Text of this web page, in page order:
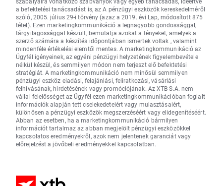
a befektetési tanácsadást is, az A pénzügyi eszközök kereskedelméről
szóló, 2005. július 29-i törvény (azaz a 2019. évi Lap, módosított 875
tétel). Ezen marketingkommunikáció a legnagyobb gondossággal,
tárgyilagossággal készült, bemutatja azokat a tényeket, amelyek a
szerző számára a készítés időpontjában ismertek voltak , valamint
mindenféle értékelési elemtől mentes. A marketingkommunikáció az
Ügyfél igényeinek, az egyéni pénzügyi helyzetének figyelembevétele
nélkül készül, és semmilyen módon nem terjeszt elő befektetési
stratégiát. A marketingkommunikáció nem minősül semmilyen
pénzügyi eszköz eladási, felajánlási, feliratkozási, vásárlási
felhívásának, hirdetésének vagy promóciójának. Az XTB S.A. nem
vállal felelősséget az Ügyfél ezen marketingkommunikációban foglalt
információk alapján tett cselekedeteiért vagy mulasztásaiért,
különösen a pénzügyi eszközök megszerzéséért vagy elidegenítéséért.
Abban az esetben, ha a marketingkommunikáció bármilyen
információt tartalmaz az abban megjelölt pénzügyi eszközökkel
kapcsolatos eredményekről, azok nem jelentenek garanciát vagy
előrejelzést a jövőbeli eredményekkel kapcsolatban.